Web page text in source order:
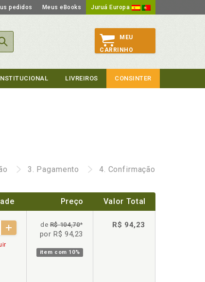
pedidos Meus eBooks Juruá Europa
MEU
CARRINHO
LIVREIROS CONSINTER
3. Pagamento 4. Confirmação
Preço Valor Total
deR$ 104,70*
por R$ 94,23
item com 10%
R$ 94,23